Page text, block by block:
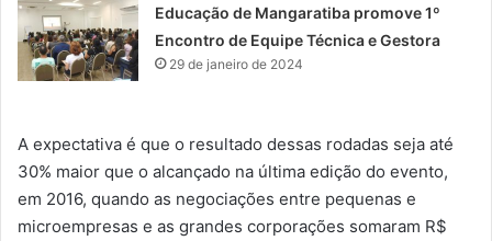
Educação de Mangaratiba promove 1º
Encontro de Equipe Técnica e Gestora
29 de janeiro de 2024
A expectativa é que o resultado dessas rodadas seja até
30% maior que o alcançado na última edição do evento,
em 2016, quando as negociações entre pequenas e
microempresas e as grandes corporações somaram R$